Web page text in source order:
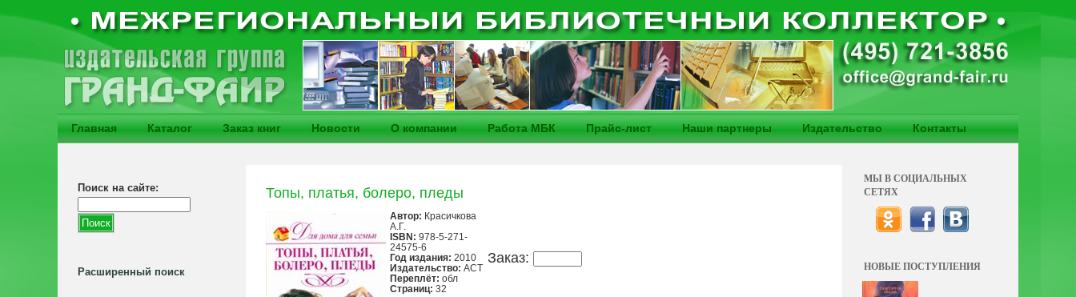
Главная Каталог Заказ книг Новости О компании Работа МБК Прайс-лист Наши партнеры Издательство Контакты
Поиск на сайте:
Расширенный поиск
Топы, платья, болеро, пледы
Заказ:
Автор: Красичкова
А.Г.
ISBN: 978-5-271-
24575-6
Год издания: 2010
Издательство: АСТ
Переплёт: обл
Страниц: 32
МЫ В СОЦИАЛЬНЫХ
СЕТЯХ
НОВЫЕ ПОСТУПЛЕНИЯ